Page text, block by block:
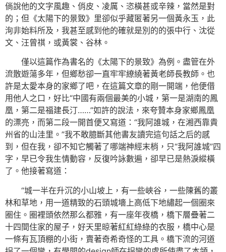
倘說他的文字風趣、俏皮、凌厲、恣橫甚或辛辣，當然是對
的；但《太陽下的景致》里卻似乎藏匿著另一個黃永玉，此
洵非始料所及，我甚至感到他的確就是別的的張中行、沈從
文、汪曾祺，或黃裳、谷林。
僅以這篇作為書名的《太陽下的景致》為例。盡管在外
流散遊蕩多年，但鄉愁卻一直牢牢繚繞著黃老師長教師。也
許是太愛本身的家鄉了吧，在這篇文章的剛一開端，他便借
用他人之口，好比“中國有兩個最美的小城，第一是湖南的鳳
凰，第二是福建長汀……”如許的說法，來夸贊本身家鄉鳳凰
的漂亮，而第二段一開首便又寫道：“我阿誰城，在湘西靠貴
州省的山洼里。”我不敢臆斷其他書友讀完這句話之后的感
到，但在我，卻不知它觸著了哪端神經末梢，只“我阿誰城”四
字，早已令我生情動容，反復吟詠數遍，卻早已是熱淚縱橫
了。他接著寫道：
“城一半在升沉的小山坡上，有一些峽谷，一些陳舊的叢
林和草地，用一道精致的石頭城墻上高低下地繡起一個圈來
圈住。圈裡頭依然那么都雅，有一座年夜橋，橋下層疊著二
十四間住家的屋子，好天里晾著紅紅綠綠的衣服，橋中心是
一條有瓦頂棚的小街，賣著奇希奇怪的工具。橋下流的河道